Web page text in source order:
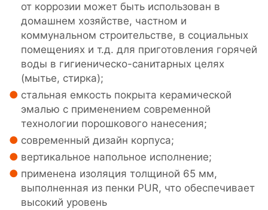
от коррозии может быть использован в
домашнем хозяйстве, частном и
коммунальном строительстве, в социальных
помещениях и т.д. для приготовления горячей
воды в гигиеническо-санитарных целях
(мытье, стирка);
стальная емкость покрыта керамической
эмалью с применением современной
технологии порошкового нанесения;
современный дизайн корпуса;
вертикальное напольное исполнение;
применена изоляция толщиной 65 мм,
выполненная из пенки PUR, что обеспечивает
высокий уровень